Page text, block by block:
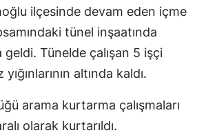
ilçesinde devam eden içme
tünel inşaatında
Tünelde çalışan 5 işçi
altında kaldı.
arama kurtarma çalışmaları
olarak kurtarıldı.